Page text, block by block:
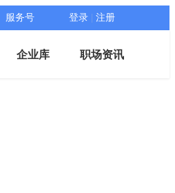
服务号 登录 注册
企业库 职场资讯